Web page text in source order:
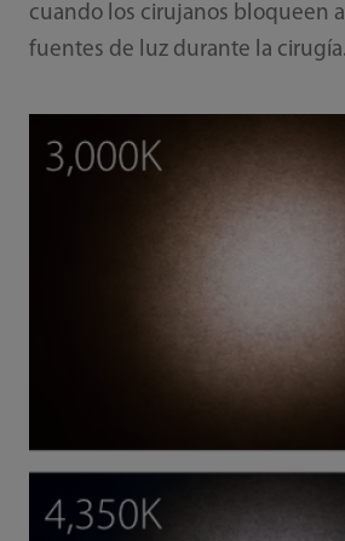
cuando los cirujanos bloqueen
fuentes de luz durante la cirugía.